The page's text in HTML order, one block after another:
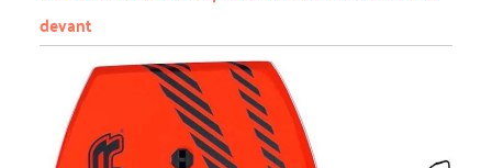
devant